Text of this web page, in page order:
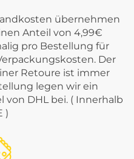
übernehmen
Anteil von 4,99€
pro Bestellung für
Der
Retoure ist immer
legen wir ein
von DHL bei. ( Innerhalb
)